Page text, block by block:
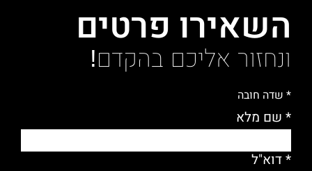
השאירו פרטים
ונחזור אליכם בהקדם!
* שדה חובה
* שם מלא
* דוא"ל